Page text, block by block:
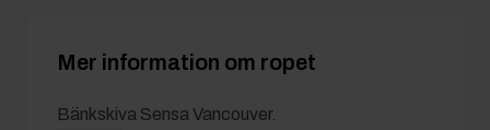
Mer information om ropet
Bänkskiva Sensa Vancouver.